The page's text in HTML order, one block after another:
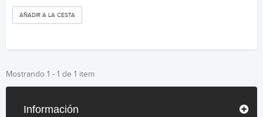
AÑADIR A LA CESTA
Mostrando 1 - 1 de 1 item
Información